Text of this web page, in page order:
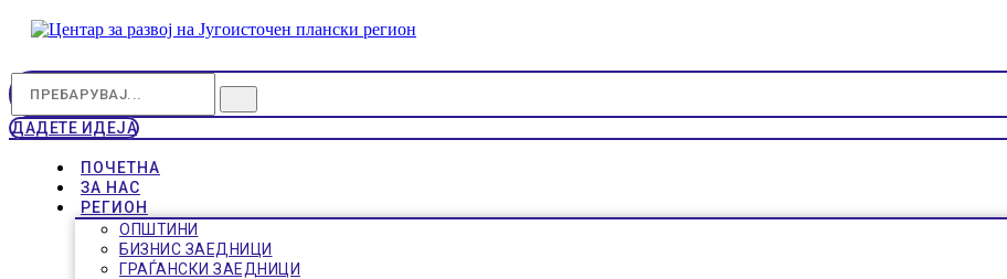
ДАДЕТЕ ИДЕЈА
ПОЧЕТНА
ЗА НАС
РЕГИОН
ОПШТИНИ
БИЗНИС ЗАЕДНИЦИ
ГРАЃАНСКИ ЗАЕДНИЦИ